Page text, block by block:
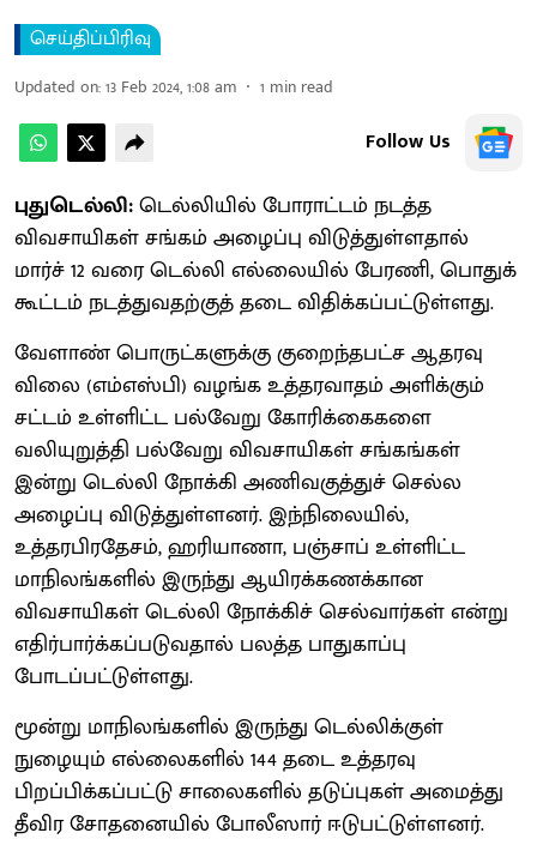
செய்திப்பிரிவு
Updated on:13 Feb 2024, 1:08 am 1 min read
Follow Us
புதுடெல்லி:டெல்லியில் போராட்டம் நடத்த
விவசாயிகள் சங்கம் அழைப்பு விடுத்துள்ளதால்
மார்ச் 12 வரை டெல்லி எல்லையில் பேரணி, பொதுக்
கூட்டம் நடத்துவதற்குத் தடை விதிக்கப்பட்டுள்ளது.
வேளாண் பொருட்களுக்கு குறைந்தபட்ச ஆதரவு
விலை (எம்எஸ்பி) வழங்க உத்தரவாதம் அளிக்கும்
சட்டம் உள்ளிட்ட பல்வேறு கோரிக்கைகளை
வலியுறுத்தி பல்வேறு விவசாயிகள் சங்கங்கள்
இன்று டெல்லி நோக்கி அணிவகுத்துச் செல்ல
அழைப்பு விடுத்துள்ளனர். இந்நிலையில்,
உத்தரபிரதேசம், ஹரியாணா, பஞ்சாப் உள்ளிட்ட
மாநிலங்களில் இருந்து ஆயிரக்கணக்கான
விவசாயிகள் டெல்லி நோக்கிச் செல்வார்கள் என்று
எதிர்பார்க்கப்படுவதால் பலத்த பாதுகாப்பு
போடப்பட்டுள்ளது.
மூன்று மாநிலங்களில் இருந்து டெல்லிக்குள்
நுழையும் எல்லைகளில் 144 தடை உத்தரவு
பிறப்பிக்கப்பட்டு சாலைகளில் தடுப்புகள் அமைத்து
தீவிர சோதனையில் போலீஸார் ஈடுபட்டுள்ளனர்.